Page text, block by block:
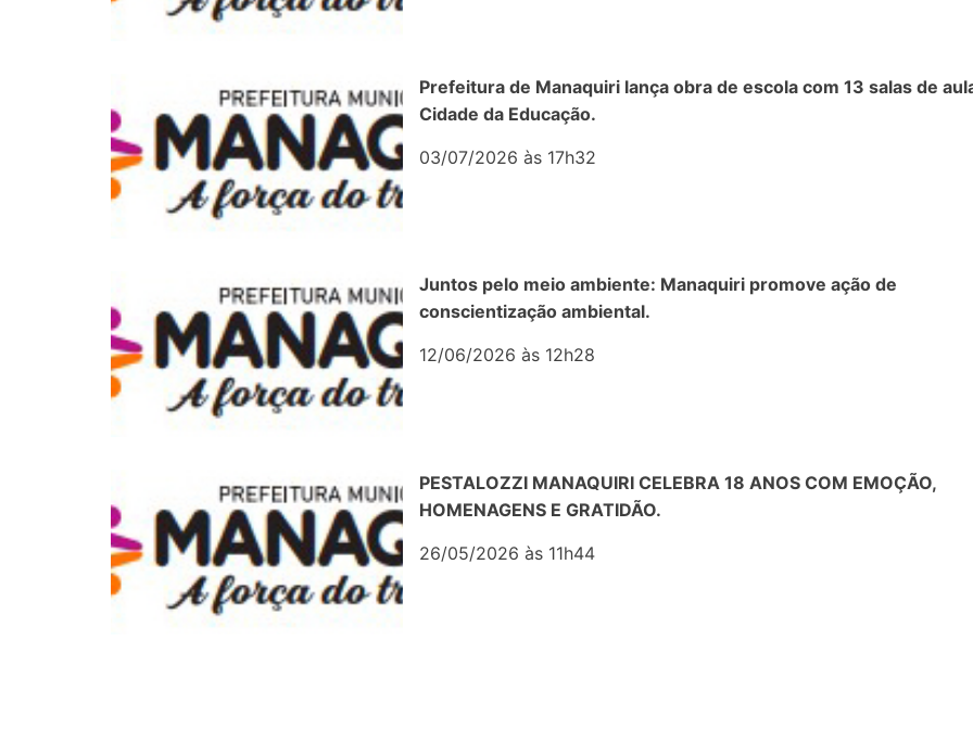
Prefeitura de Manaquiri lança obra de escola com 13 salas de
Cidade da Educação.
03/07/2026 às 17h32
Juntos pelo meio ambiente: Manaquiri promove ação de
conscientização ambiental.
12/06/2026 às 12h28
PESTALOZZI MANAQUIRI CELEBRA 18 ANOS COM EMOÇÃO,
HOMENAGENS E GRATIDÃO.
26/05/2026 às 11h44